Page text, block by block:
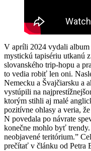
V apríli 2024 vydali
mystickú tapisériu utkanú
slovanského trip-hopu a
to vedia robiť len oni.
Nemecku a Švajčiarsku a
vystúpili na
ktorým stihli aj malé
pozitívne ohlasy a veria,
N povedala po návrate
konečne mohlo byť
neobjavené teritórium.”
prečítať v článku od Petra